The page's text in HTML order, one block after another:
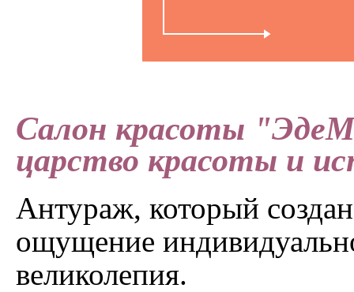
Салон красоты
царство красоты и
Антураж, который
ощущение
великолепия.